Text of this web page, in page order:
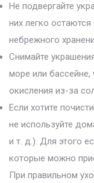
Не подвергайте
них легко
небрежного
Снимайте
море или
окисления из-за
Если хотите
не используйте
и т. д.). Для этого
которые можно
При правильном